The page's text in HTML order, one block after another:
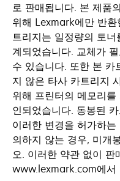
로 판매됩니다. 본 제품
위해 Lexmark에만 반
트리지는 일정량의 토
계되었습니다. 교체가
수 있습니다. 또한 본
지 않은 타사 카트리지
위해 프린터의 메모리
인되었습니다. 동봉된
이러한 변경을 허가하
의하지 않는 경우, 미개
오. 이러한 약관 없이 판
www.lexmark.com에서